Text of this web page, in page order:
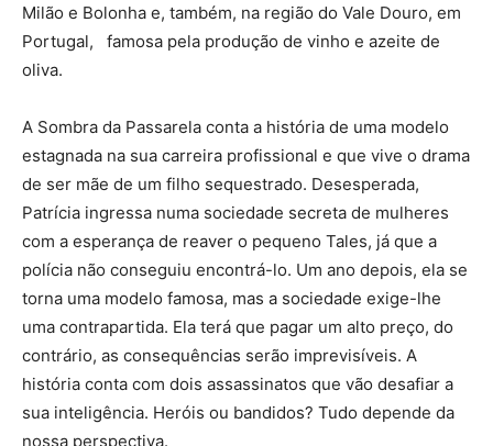
Milão e Bolonha e, também, na região do Vale Douro, em
Portugal, famosa pela produção de vinho e azeite de
oliva.
A Sombra da Passarela conta a história de uma modelo
estagnada na sua carreira profissional e que vive o drama
de ser mãe de um filho sequestrado. Desesperada,
Patrícia ingressa numa sociedade secreta de mulheres
com a esperança de reaver o pequeno Tales, já que a
polícia não conseguiu encontrá-lo. Um ano depois, ela se
torna uma modelo famosa, mas a sociedade exige-lhe
uma contrapartida. Ela terá que pagar um alto preço, do
contrário, as consequências serão imprevisíveis. A
história conta com dois assassinatos que vão desafiar a
sua inteligência. Heróis ou bandidos? Tudo depende da
nossa perspectiva.